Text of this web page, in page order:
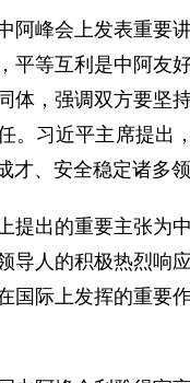
阿峰会上发表重要
平等互利是中阿友
体，强调双方要坚
。习近平主席提出
才、安全稳定诸多
提出的重要主张为
导人的积极热烈响
国际上发挥的重要